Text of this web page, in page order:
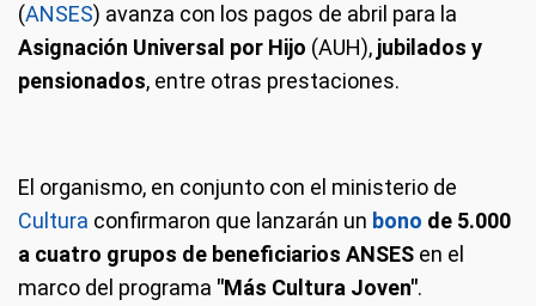
(ANSES) avanza con los pagos de abril para la
Asignación Universal por Hijo (AUH), jubilados y
pensionados, entre otras prestaciones.
El organismo, en conjunto con el ministerio de
Cultura confirmaron que lanzarán un bono de 5.000
a cuatro grupos de beneficiarios ANSES en el
marco del programa "Más Cultura Joven".